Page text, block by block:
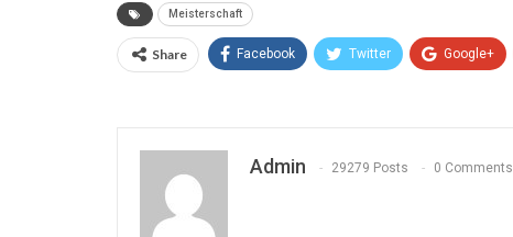
Meisterschaft
Share Facebook Twitter Google+
Admin 29279 Posts 0 Comments